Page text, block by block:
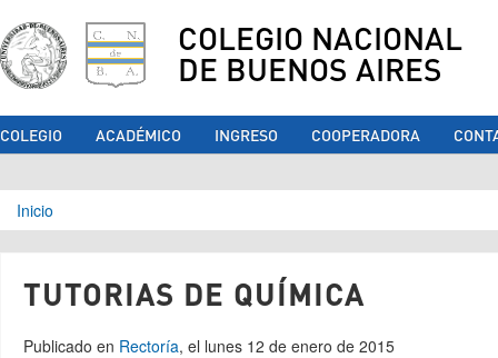
COLEGIO NACIONAL
DE BUENOS AIRES
COLEGIO ACADÉMICO INGRESO COOPERADORA
Se encuentra usted aquí
Inicio
TUTORIAS DE QUÍMICA
Publicado en Rectoría, el lunes 12 de enero de 2015